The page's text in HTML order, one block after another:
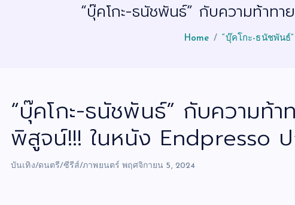
“บุ๊คโกะ-ธนัชพันธ์” กับความท้าท
Home “บุ๊คโกะ-ธนัชพัน
“บุ๊คโกะ-ธนัชพันธ์” กับความท้า
พิสูจน์!!! ในหนัง Endpresso
บันเทิง/ดนตรี/ซีรีส์/ภาพยนตร์ พฤศจิกายน 5, 2024